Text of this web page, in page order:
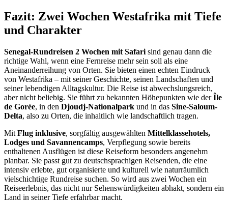
Fazit: Zwei Wochen Westafrika mit Tiefe
und Charakter
Senegal-Rundreisen 2 Wochen mit Safari sind genau dann die
richtige Wahl, wenn eine Fernreise mehr sein soll als eine
Aneinanderreihung von Orten. Sie bieten einen echten Eindruck
von Westafrika – mit seiner Geschichte, seinen Landschaften und
seiner lebendigen Alltagskultur. Die Reise ist abwechslungsreich,
aber nicht beliebig. Sie führt zu bekannten Höhepunkten wie derÎle
de Gorée, in den Djoudj-Nationalpark und in das Sine-Saloum-
Delta, also zu Orten, die inhaltlich wie landschaftlich tragen.
Mit Flug inklusive, sorgfältig ausgewählten Mittelklassehotels,
Lodges und Savannencamps, Verpflegung sowie bereits
enthaltenen Ausflügen ist diese Reiseform besonders angenehm
planbar. Sie passt gut zu deutschsprachigen Reisenden, die eine
intensiv erlebte, gut organisierte und kulturell wie naturräumlich
vielschichtige Rundreise suchen. So wird aus zwei Wochen ein
Reiseerlebnis, das nicht nur Sehenswürdigkeiten abhakt, sondern ein
Land in seiner Tiefe erfahrbar macht.